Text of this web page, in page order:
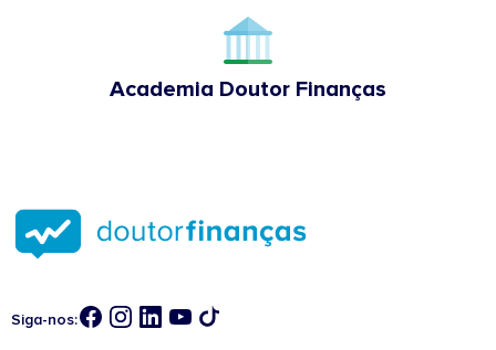
Academia Doutor Finanças
Siga-nos: